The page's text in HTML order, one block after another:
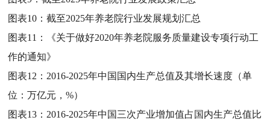
图表10：截至2025年养老院行业发展规划汇总
图表11：
《关于做好2020年养老院服务质量建设专项行动工
作的通知》
图表12： 2016-2025年中国国内生产总值及其增长速度（单
位：万亿元，%）
图表13： 2016-2025年中国三次产业增加值占国内生产总值比